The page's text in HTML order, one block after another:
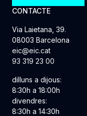
CONTACTE
Via Laietana, 39.
08003 Barcelona
eic@eic.cat
93 319 23 00
dilluns a dijous:
8:30h a 18:00h
divendres:
8:30h a 14:30h